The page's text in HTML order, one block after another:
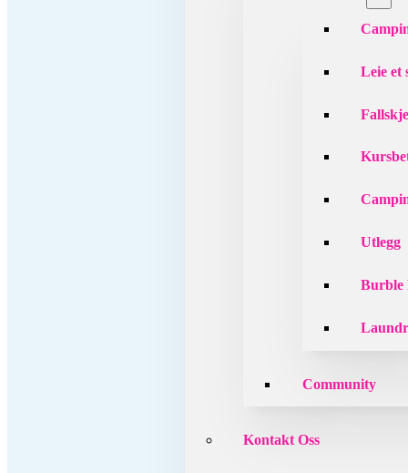
Leie et
Utlegg
Burble
Community
Kontakt Oss